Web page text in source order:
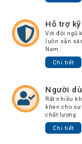
TRỢ
Đặt
Giới
Thiệu
Hỗ trợ
Với đội ngũ
luôn sẵn
Nam.
Chi tiết
Người
Rất nhiều
khen cho
chất lượng
Chi tiết